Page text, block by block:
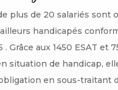
plus de 20 salariés sont
handicapés
. Grâce aux 1450 ESAT et
situation de handicap,
en sous-traitant